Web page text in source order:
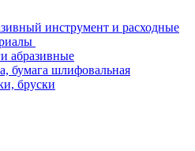
инструмент и расходные
абразивные
бумага шлифовальная
бруски